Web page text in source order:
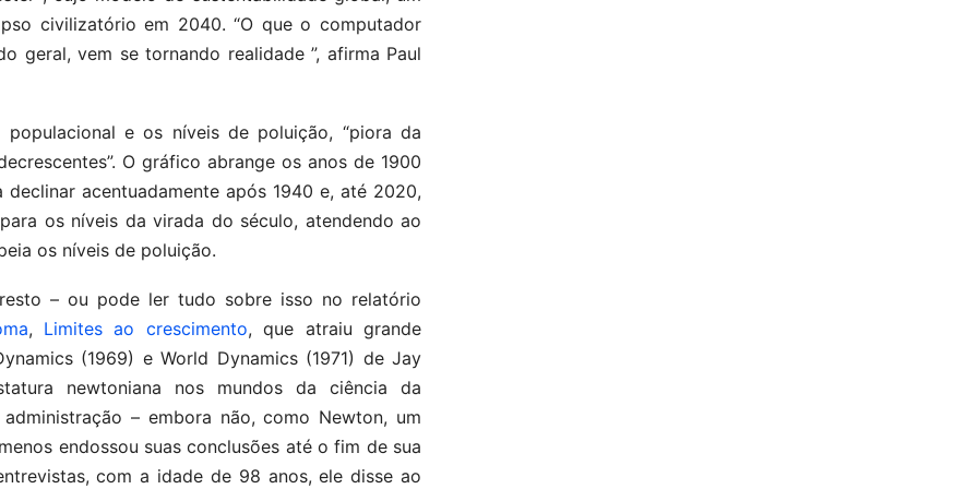
civilizatório em 2040. “O que o computador
geral, vem se tornando realidade ”, afirma Paul
e os níveis de poluição, “piora da
O gráfico abrange os anos de 1900
acentuadamente após 1940 e, até 2020,
os níveis da virada do século, atendendo ao
os níveis de poluição.
– ou pode ler tudo sobre isso no relatório
, Limites ao crescimento, que atraiu grande
(1969) e World Dynamics (1971) de Jay
newtoniana nos mundos da ciência da
– embora não, como Newton, um
endossou suas conclusões até o fim de sua
com a idade de 98 anos, ele disse ao